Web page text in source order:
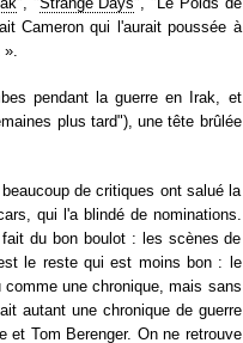
Cameron qui l'aurait poussée à
».
pendant la guerre en Irak, et
plus tard"), une tête brûlée
de critiques ont salué la
qui l'a blindé de nominations.
du bon boulot : les scènes de
le reste qui est moins bon : le
une chronique, mais sans
autant une chronique de guerre
et Tom Berenger. On ne retrouve